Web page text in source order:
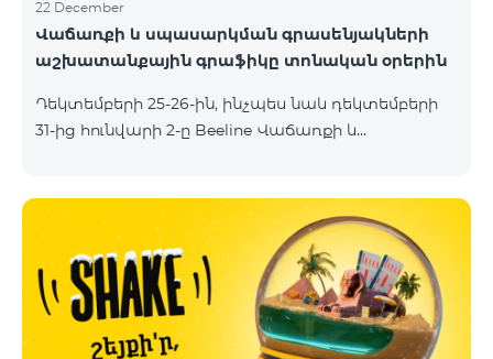
22 December
Վաճառքի և սպասարկման գրասենյակների
աշխատանքային գրաֆիկը տոնական օրերին
Դեկտեմբերի 25-26-ին, ինչպես նաև դեկտեմբերի
31-ից hունվարի 2-ը Beeline Վաճառքի և
Մանրամասները կարող եք իմանալ հետևյալ
հղումներով՝ Դեկտեմեբրի 25-26 Դեկտեմբերի 31 -
հունվարի 2